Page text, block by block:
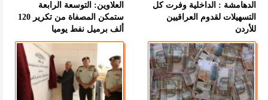
الدهامشة : الداخلية وفرت كل
التسهيلات لقدوم العراقيين
للأردن
العلاوين: التوسعة الرابعة
ستمكن المصفاة من تكرير 120
ألف برميل نفط يوميا